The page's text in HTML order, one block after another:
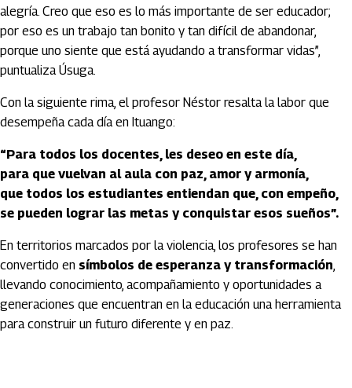
alegría. Creo que eso es lo más importante de ser educador;
por eso es un trabajo tan bonito y tan difícil de abandonar,
porque uno siente que está ayudando a transformar vidas”,
puntualiza Úsuga.
Con la siguiente rima, el profesor Néstor resalta la labor que
desempeña cada día en Ituango:
“Para todos los docentes, les deseo en este día,
para que vuelvan al aula con paz, amor y armonía,
que todos los estudiantes entiendan que, con empeño,
se pueden lograr las metas y conquistar esos sueños”.
En territorios marcados por la violencia, los profesores se han
convertido en símbolos de esperanza y transformación,
llevando conocimiento, acompañamiento y oportunidades a
generaciones que encuentran en la educación una herramienta
para construir un futuro diferente y en paz.